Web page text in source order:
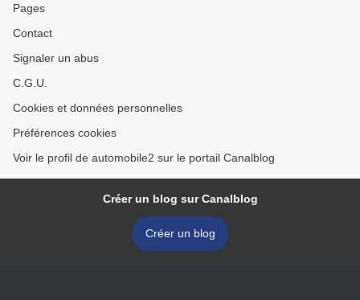
Pages
Contact
Signaler un abus
C.G.U.
Cookies et données personnelles
Préférences cookies
Voir le profil de automobile2 sur le portail Canalblog
Créer un blog sur Canalblog
Créer un blog